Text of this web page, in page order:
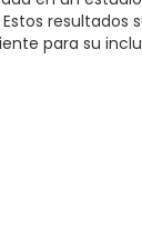
resultados
para su